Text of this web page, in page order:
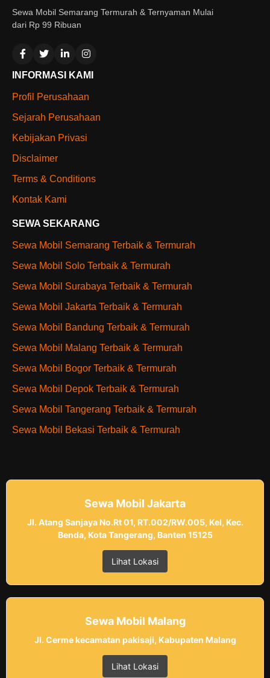
Sewa Mobil Semarang Termurah & Ternyaman Mulai
dari Rp 99 Ribuan
INFORMASI KAMI
Profil Perusahaan
Sejarah Perusahaan
Kebijakan Privasi
Disclaimer
Terms & Conditions
Kontak Kami
SEWA SEKARANG
Sewa Mobil Semarang Terbaik & Termurah
Sewa Mobil Solo Terbaik & Termurah
Sewa Mobil Surabaya Terbaik & Termurah
Sewa Mobil Jakarta Terbaik & Termurah
Sewa Mobil Bandung Terbaik & Termurah
Sewa Mobil Malang Terbaik & Termurah
Sewa Mobil Bogor Terbaik & Termurah
Sewa Mobil Depok Terbaik & Termurah
Sewa Mobil Tangerang Terbaik & Termurah
Sewa Mobil Bekasi Terbaik & Termurah
Sewa Mobil Jakarta
Jl. Atang Sanjaya No.Rt 01, RT.002/RW.005, Kel, Kec.
Benda, Kota Tangerang, Banten 15125
Lihat Lokasi
Sewa Mobil Malang
Jl. Cerme kecamatan pakisaji, Kabupaten Malang
Lihat Lokasi